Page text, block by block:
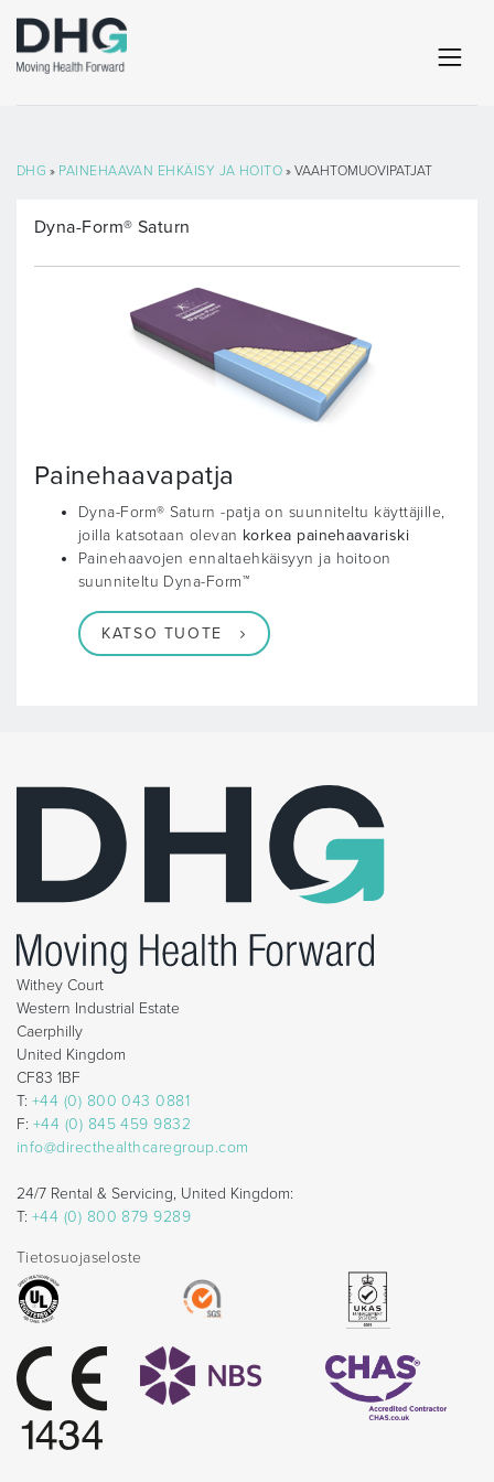
DHG » PAINEHAAVAN EHKÄISY JA HOITO » VAAHTOMUOVIPATJAT
Dyna-Form® Saturn
Painehaavapatja
Dyna-Form® Saturn -patja on suunniteltu käyttäjille,
joilla katsotaan olevan korkea painehaavariski
Painehaavojen ennaltaehkäisyyn ja hoitoon
suunniteltu Dyna-Form™
KATSO TUOTE
Withey Court
Western Industrial Estate
Caerphilly
United Kingdom
CF83 1BF
T: +44 (0) 800 043 0881
F: +44 (0) 845 459 9832
info@directhealthcaregroup.com
24/7 Rental & Servicing, United Kingdom:
T: +44 (0) 800 879 9289
Tietosuojaseloste